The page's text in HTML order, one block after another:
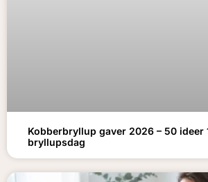
Kobberbryllup gaver 2026 – 50 ideer
bryllupsdag